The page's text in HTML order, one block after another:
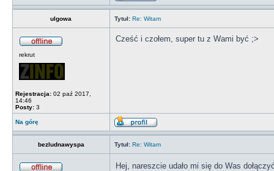
ulgowa Tytuł: Re: Witam
rekrut
Rejestracja: 02 paź 2017,
14:46
Posty: 3
Cześć i czołem, super tu z Wami być ;>
Na górę
bezludnawyspa Tytuł: Re: Witam
Hej, nareszcie udało mi się do Was